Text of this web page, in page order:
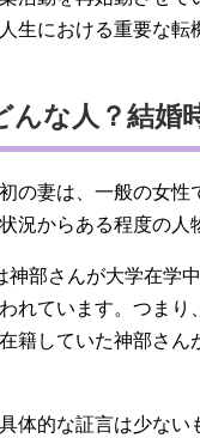
生における重要な転
んな人？結婚
の妻は、一般の女
況からある程度の人
神部さんが大学在学
れています。つま
籍していた神部さ
体的な証言は少な